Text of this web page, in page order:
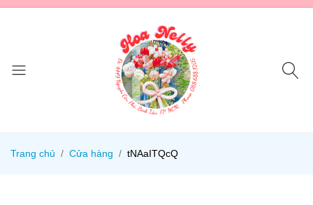
Trang chủ Cửa hàng tNAaITQcQ